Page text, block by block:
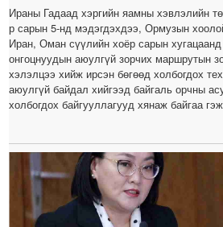
Ираны Гадаад хэргийн яамны хэвлэлийн
р сарын 5-нд мэдэгдэхдээ, Ормузын
Иран, Оман сүүлийн хоёр сарын
онгоцнуудын аюулгүй зорчих маршрутын
хэлэлцээ хийж ирсэн бөгөөд холбогдох
аюулгүй байдал хийгээд байгаль орчны
холбогдох байгууллагууд хянаж байгаа